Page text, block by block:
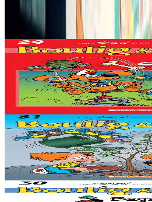
Produits en rapport
Bannoù-heol
Quel cirque !
En stock8,62 €
Voir
Acheter
Épuisé
Bannoù-heol
Graine de cocker
Épuisé
Épuisé
Bannoù-heol